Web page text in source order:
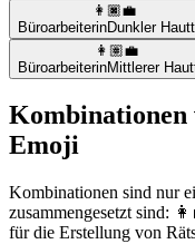
👩🏿‍💼
BüroarbeiterinDunkler
👩🏽‍💼
BüroarbeiterinMittlerer
Emoji
Kombinationen sind nur
zusammengesetzt sind:
für die Erstellung von